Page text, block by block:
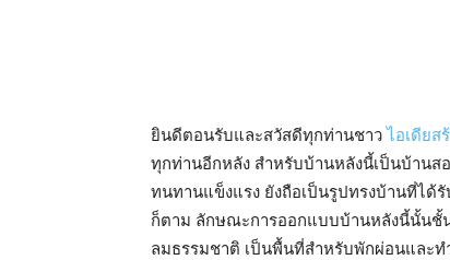
ยินดีตอนรับและสวัสดีทุกท่านชาวไอเดียส
ทุกท่านอีกหลัง สำหรับบ้านหลังนี้เป็นบ้านส
ทนทานแข็งแรง ยังถือเป็นรูปทรงบ้านที่ได้
ก็ตาม ลักษณะการออกแบบบ้านหลังนี้นั้นชั้
ลมธรรมชาติ เป็นพื้นที่สำหรับพักผ่อนและ